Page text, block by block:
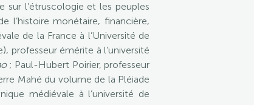
sur l’étruscologie et les peuples
l’histoire monétaire, financière,
de la France à l’Université de
professeur émérite à l’université
; Paul-Hubert Poirier, professeur
Mahé du volume de la Pléiade
médiévale à l’université de